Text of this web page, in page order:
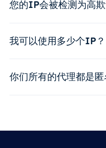
您的IP会被检测为高欺
我可以使用多少个IP？
你们所有的代理都是匿